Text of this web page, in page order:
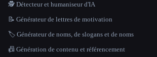
🕵️ Détecteur et humaniseur d'IA
📝 Générateur de lettres de motivation
🏷️ Générateur de noms, de slogans et de noms
📠 Génération de contenu et référencement